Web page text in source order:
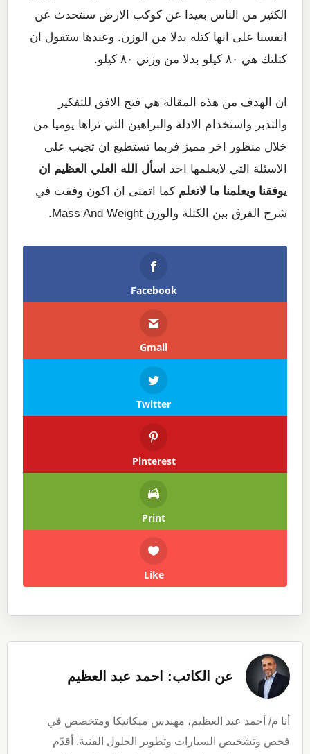
الكثير من الناس بعيدا عن كوكب الارض سنتحدث عن
انفسنا على انها كتله بدلا من الوزن. وعندها ستقول ان
كتلتك هي ٨٠ كيلو بدلا من وزني ٨٠ كيلو.
ان الهدف من هذه المقالة هي فتح الافق للتفكير
والتدبر واستخدام الادلة والبراهين التي تراها يوميا من
خلال منظور اخر مميز فربما تستطيع ان تجيب على
الاسئلة التي لايعلمها احد اسأل الله العلي العظيم ان
يوفقنا ويعلمنا ما لانعلم كما اتمنى ان اكون وفقت في
شرح الفرق بين الكتلة والوزن Mass And Weight.
Facebook
Gmail
Twitter
Pinterest
Print
Like
عن الكاتب: احمد عبد العظيم
أنا م/ أحمد عبد العظيم، مهندس ميكانيكا ومتخصص في
فحص وتشخيص السيارات وتطوير الحلول الفنية. أقدّم